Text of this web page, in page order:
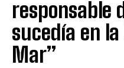
responsable
sucedía en la
Mar”